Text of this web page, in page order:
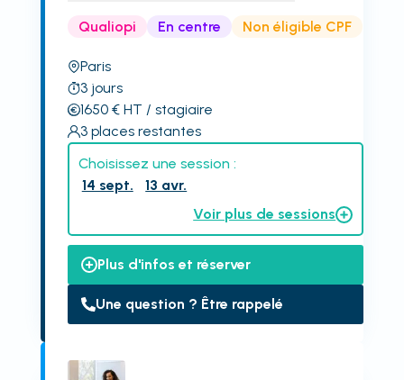
Qualiopi En centre Non éligible CPF
Paris
3 jours
1650€ HT / stagiaire
3 places restantes
Choisissez une session :
14 sept.
13 avr.
Voir plus de sessions
Plus d'infos et réserver
Une question ? Être rappelé